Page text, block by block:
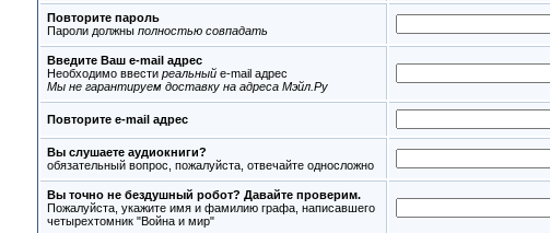
Повторите пароль
Пароли должны полностью совпадать
Введите Ваш e-mail адрес
Необходимо ввести реальныйe-mail адрес
Мы не гарантируем доставку на адреса Мэйл.Ру
Повторите e-mail адрес
Вы слушаете аудиокниги?
обязательный вопрос, пожалуйста, отвечайте односложно
Вы точно не бездушный робот? Давайте проверим.
Пожалуйста, укажите имя и фамилию графа, написавшего
четырехтомник "Война и мир"